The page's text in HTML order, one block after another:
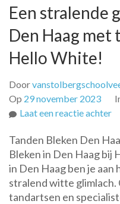
Een stralende
Den Haag met
Hello White!
Door
Op 29 november 2023
Laat een reactie achterop
in
Tanden Bleken Den
Bleken in Den Haag bij
in Den Haag ben je
stralend witte glimlach.
tandartsen en